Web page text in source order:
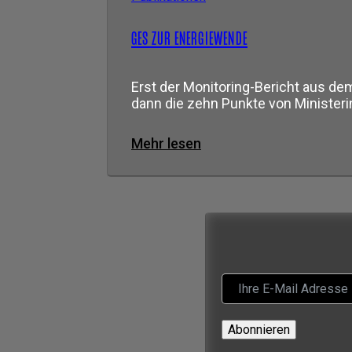
GES ZUR ENERGIEWENDE
Erst der Monitoring-Bericht aus
dann die zehn Punkte von
Mehr lesen
Abonnieren